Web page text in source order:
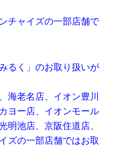
チャイズの一部店舗で
るく」のお取り扱いが
海老名店、イオン豊川
ヨー店、イオンモール
明池店、京阪住道店、
ズの一部店舗ではお取